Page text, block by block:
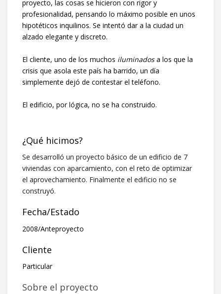
proyecto, las cosas se hicieron con rigor y
profesionalidad, pensando lo máximo posible en unos
hipotéticos inquilinos. Se intentó dar a la ciudad un
alzado elegante y discreto.
El cliente, uno de los muchos iluminadosa los que la
crisis que asola este país ha barrido, un día
simplemente dejó de contestar el teléfono.
El edificio, por lógica, no se ha construido.
¿Qué hicimos?
Se desarrolló un proyecto básico de un edificio de 7
viviendas con aparcamiento, con el reto de optimizar
el aprovechamiento. Finalmente el edificio no se
construyó.
Fecha/Estado
2008/Anteproyecto
Cliente
Particular
Sobre el proyecto